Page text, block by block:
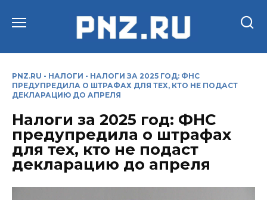
PNZ.RU - НАЛОГИ - НАЛОГИ ЗА 2025 ГОД: ФНС
ПРЕДУПРЕДИЛА О ШТРАФАХ ДЛЯ ТЕХ, КТО НЕ ПОДАСТ
ДЕКЛАРАЦИЮ ДО АПРЕЛЯ
Налоги за 2025 год: ФНС
предупредила о штрафах
для тех, кто не подаст
декларацию до апреля